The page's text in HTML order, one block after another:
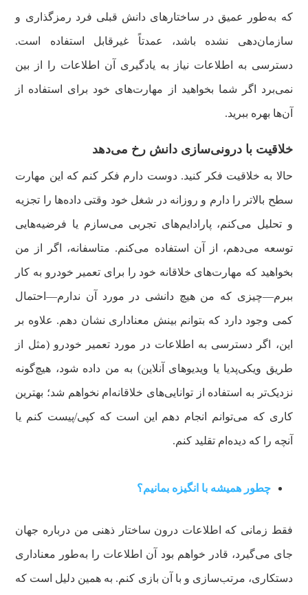
که به‌طور عمیق در ساختارهای دانش قبلی فرد رمزگذاری و
سازمان‌دهی نشده باشد، عمدتاً غیرقابل استفاده است.
دسترسی به اطلاعات نیاز به یادگیری آن اطلاعات را از بین
نمی‌برد اگر شما بخواهید از مهارت‌های خود برای استفاده از
آن‌ها بهره ببرید.
خلاقیت با درونی‌سازی دانش رخ می‌دهد
حالا به خلاقیت فکر کنید. دوست دارم فکر کنم که این مهارت
سطح بالاتر را دارم و روزانه در شغل خود وقتی داده‌ها را تجزیه
و تحلیل می‌کنم، پارادایم‌های تجربی می‌سازم یا فرضیه‌هایی
توسعه می‌دهم، از آن استفاده می‌کنم. متاسفانه، اگر از من
بخواهید که مهارت‌های خلاقانه خود را برای تعمیر خودرو به کار
ببرم—چیزی که من هیچ دانشی در مورد آن ندارم—احتمال
کمی وجود دارد که بتوانم بینش معناداری نشان دهم. علاوه بر
این، اگر دسترسی به اطلاعات در مورد تعمیر خودرو (مثل از
طریق ویکی‌پدیا یا ویدیوهای آنلاین) به من داده شود، هیچ‌گونه
نزدیک‌تر به استفاده از توانایی‌های خلاقانه‌ام نخواهم شد؛ بهترین
کاری که می‌توانم انجام دهم این است که کپی/پیست کنم یا
آنچه را که دیده‌ام تقلید کنم.
چطور همیشه با انگیزه بمانیم؟
فقط زمانی که اطلاعات درون ساختار ذهنی من درباره جهان
جای می‌گیرد، قادر خواهم بود آن اطلاعات را به‌طور معناداری
دستکاری، مرتب‌سازی و با آن بازی کنم. به همین دلیل است که